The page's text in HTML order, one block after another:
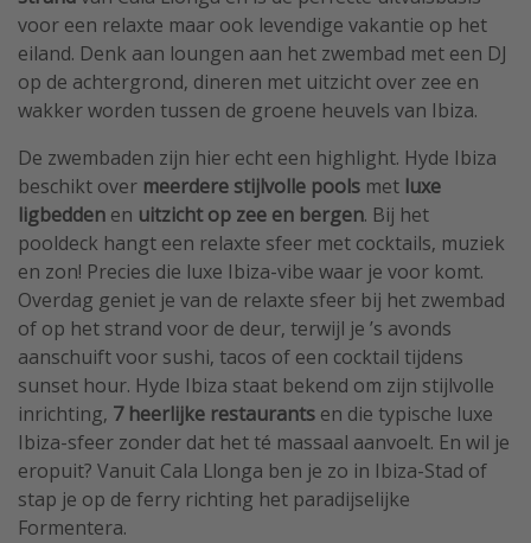
voor een relaxte maar ook levendige vakantie op het
eiland. Denk aan loungen aan het zwembad met een DJ
op de achtergrond, dineren met uitzicht over zee en
wakker worden tussen de groene heuvels van Ibiza.
De zwembaden zijn hier echt een highlight. Hyde Ibiza
beschikt over meerdere stijlvolle pools met luxe
ligbedden en uitzicht op zee en bergen. Bij het
pooldeck hangt een relaxte sfeer met cocktails, muziek
en zon! Precies die luxe Ibiza-vibe waar je voor komt.
Overdag geniet je van de relaxte sfeer bij het zwembad
of op het strand voor de deur, terwijl je ’s avonds
aanschuift voor sushi, tacos of een cocktail tijdens
sunset hour. Hyde Ibiza staat bekend om zijn stijlvolle
inrichting, 7 heerlijke restaurants en die typische luxe
Ibiza-sfeer zonder dat het té massaal aanvoelt. En wil je
eropuit? Vanuit Cala Llonga ben je zo in Ibiza-Stad of
stap je op de ferry richting het paradijselijke
Formentera.